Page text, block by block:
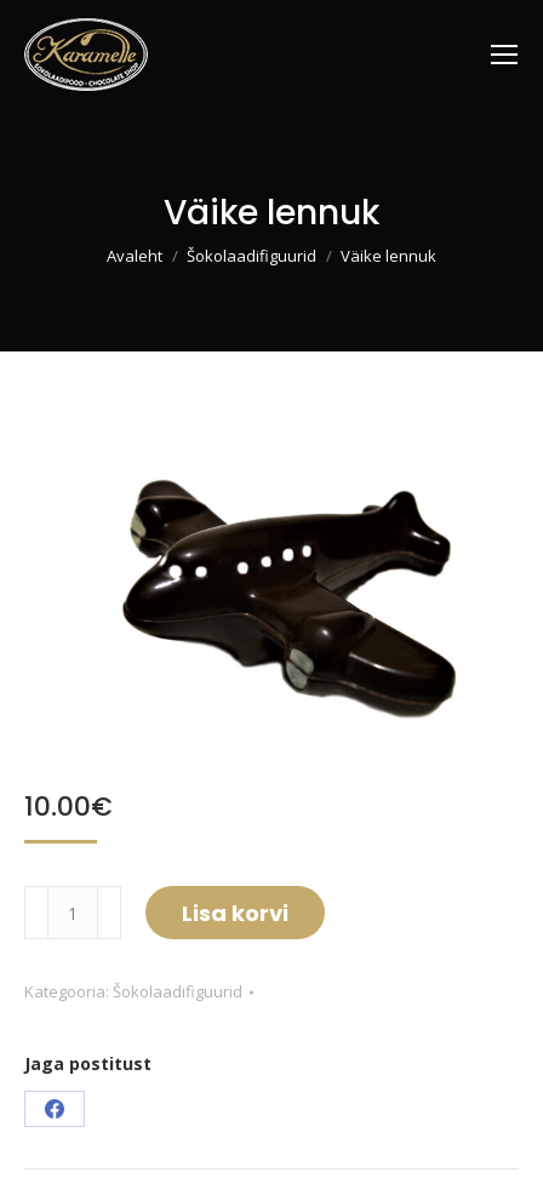
Väike lennuk
You are here:
Avaleht Šokolaadifiguurid Väike lennuk
10.00€
Lisa korvi
Kategooria: Šokolaadifiguurid
Jaga postitust
Share
on